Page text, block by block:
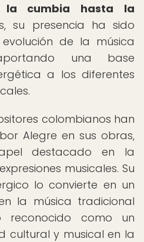
la cumbia hasta la
su presencia ha sido
de la música
una base
a los diferentes
colombianos han
Alegre en sus obras,
destacado en la
musicales. Su
lo convierte en un
la música tradicional
reconocido como un
cultural y musical en la